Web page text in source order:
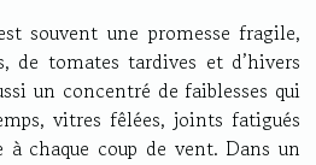
souvent une promesse fragile,
de tomates tardives et d’hivers
un concentré de faiblesses qui
vitres fêlées, joints fatigués
chaque coup de vent. Dans un